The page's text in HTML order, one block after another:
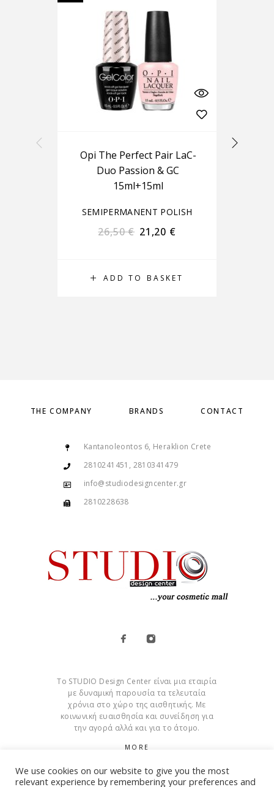
ADD TO BASKET
Opi The Perfect Pair LaC-
Duo Passion & GC
15ml+15ml
SEMIPERMANENT POLISH
26,50€ 21,20 €
THE COMPANY BRANDS CONTACT
Kantanoleontos 6, Heraklion Crete
2810241451, 2810341479
info@studiodesigncenter.gr
2810228638
Το STUDIO Design Center είναι μια εταιρία
με δυναμική παρουσία τα τελευταία
χρόνια στο χώρο της αισθητικής. Με
κοινωνική ευαισθησία και συνείδηση για
την αγορά αλλά και για το άτομο.
MORE
Cookies
We use cookies on our website to give you the most
relevant experience by remembering your preferences and